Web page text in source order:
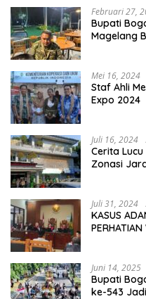
Februari 27,
Bupati
Magelang
Mei 16, 2024
Staf Ahli
Expo 2024
Juli 16, 2024
Cerita
Zonasi
Juli 31, 2024
KASUS
Juni 14, 2025
Bupati
ke-543